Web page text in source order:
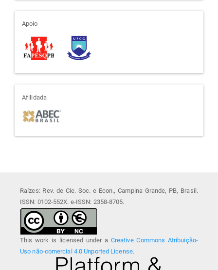
apoio
Apoio
afiliada
Afilidada
Raízes: Rev. de Cie. Soc. e Econ., Campina Grande, PB, Brasil.
ISSN: 0102-552X. e-ISSN: 2358-8705.
This work is licensed under a Creative Commons Atribuição-
Uso não-comercial 4.0 Unported License.